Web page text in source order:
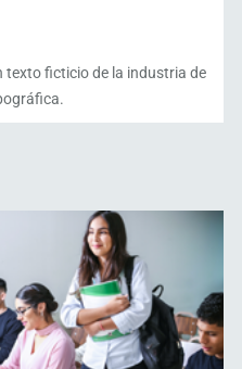
texto ficticio de la industria de